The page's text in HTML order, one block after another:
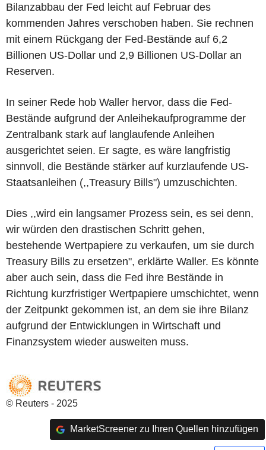
Bilanzabbau der Fed leicht auf Februar des
kommenden Jahres verschoben haben. Sie rechnen
mit einem Rückgang der Fed-Bestände auf 6,2
Billionen US-Dollar und 2,9 Billionen US-Dollar an
Reserven.
In seiner Rede hob Waller hervor, dass die Fed-
Bestände aufgrund der Anleihekaufprogramme der
Zentralbank stark auf langlaufende Anleihen
ausgerichtet seien. Er sagte, es wäre langfristig
sinnvoll, die Bestände stärker auf kurzlaufende US-
Staatsanleihen (,,Treasury Bills") umzuschichten.
Dies ,,wird ein langsamer Prozess sein, es sei denn,
wir würden den drastischen Schritt gehen,
bestehende Wertpapiere zu verkaufen, um sie durch
Treasury Bills zu ersetzen", erklärte Waller. Es könnte
aber auch sein, dass die Fed ihre Bestände in
Richtung kurzfristiger Wertpapiere umschichtet, wenn
der Zeitpunkt gekommen ist, an dem sie ihre Bilanz
aufgrund der Entwicklungen in Wirtschaft und
Finanzsystem wieder ausweiten muss.
© Reuters - 2025
MarketScreener zu Ihren Quellen hinzufügen